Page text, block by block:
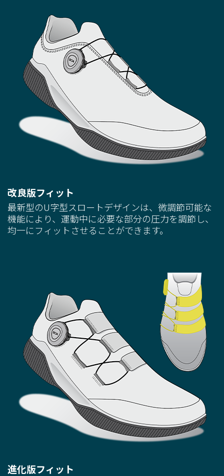
改良版フィット
最新型のU字型スロートデザインは、微調節可能な
機能により、運動中に必要な部分の圧力を調節し、
均一にフィットさせることができます。
進化版フィット